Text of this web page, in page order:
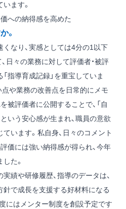
ます。
への納得感を高めた
。
なり、実感としては4分の1以下
日々の業務に対して評価者・被評
指導育成記録」を重宝していま
や業務の改善点を日常的にメモ
被評価者に公開することで、「自
いう安心感が生まれ、職員の意欲
います。私自身、日々のコメント
価には強い納得感が得られ、今年
た。
績や研修履歴、指導のデータは、
針で成長を支援する好材料になる
にはメンター制度を創設予定です